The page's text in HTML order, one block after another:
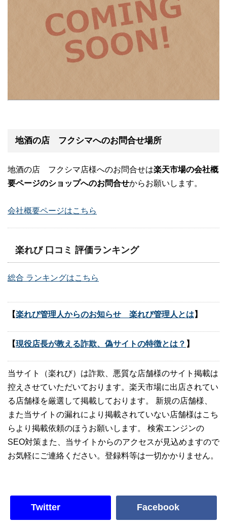
地酒の店 フクシマへのお問合せ場所
地酒の店 フクシマ店様へのお問合せは楽天市場の会社概
要ページのショップへのお問合せからお願いします。
会社概要ページはこちら
楽れび 口コミ 評価ランキング
総合 ランキングはこちら
【楽れび管理人からのお知らせ 楽れび管理人とは 】
【現役店長が教える詐欺、偽サイトの特徴とは？ 】
当サイト（楽れび）は詐欺、悪質な店舗様のサイト掲載は
控えさせていただいております。楽天市場に出店されてい
る店舗様を厳選して掲載しております。 新規の店舗様、
また当サイトの漏れにより掲載されていない店舗様はこち
らより掲載依頼のほうお願いします。 検索エンジンの
SEO対策また、当サイトからのアクセスが見込めますので
お気軽にご連絡ください。登録料等は一切かかりません。
Twitter Facebook